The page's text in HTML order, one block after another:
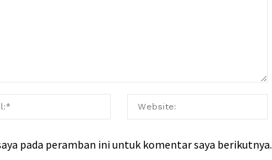
pada peramban ini untuk komentar saya berikutnya.